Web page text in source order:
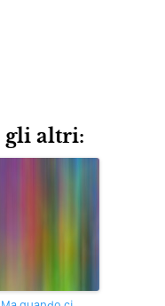
gli altri: